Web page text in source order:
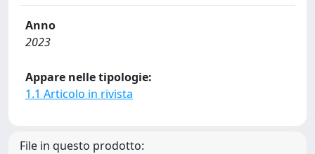
Anno
2023
Appare nelle tipologie:
1.1 Articolo in rivista
File in questo prodotto: